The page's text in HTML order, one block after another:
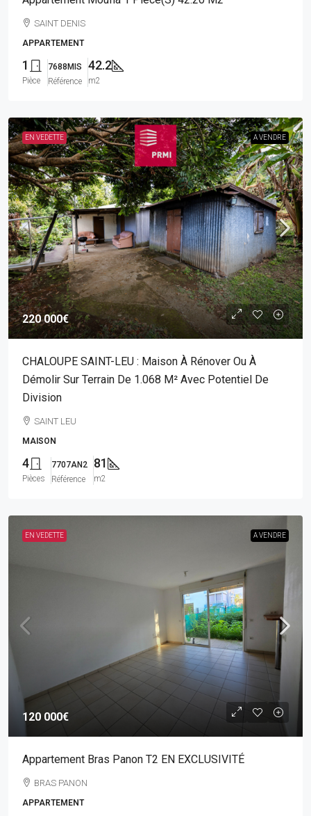
SAINT DENIS
APPARTEMENT
1
Pièce
7688MIS
Référence
42.2
m2
EN VEDETTE A VENDRE
220 000€
CHALOUPE SAINT-LEU : Maison À Rénover Ou À
Démolir Sur Terrain De 1.068 M² Avec Potentiel De
Division
SAINT LEU
MAISON
4
Pièces
7707AN2
Référence
81
m2
EN VEDETTE A VENDRE
120 000€
Appartement Bras Panon T2 EN EXCLUSIVITÉ
BRAS PANON
APPARTEMENT